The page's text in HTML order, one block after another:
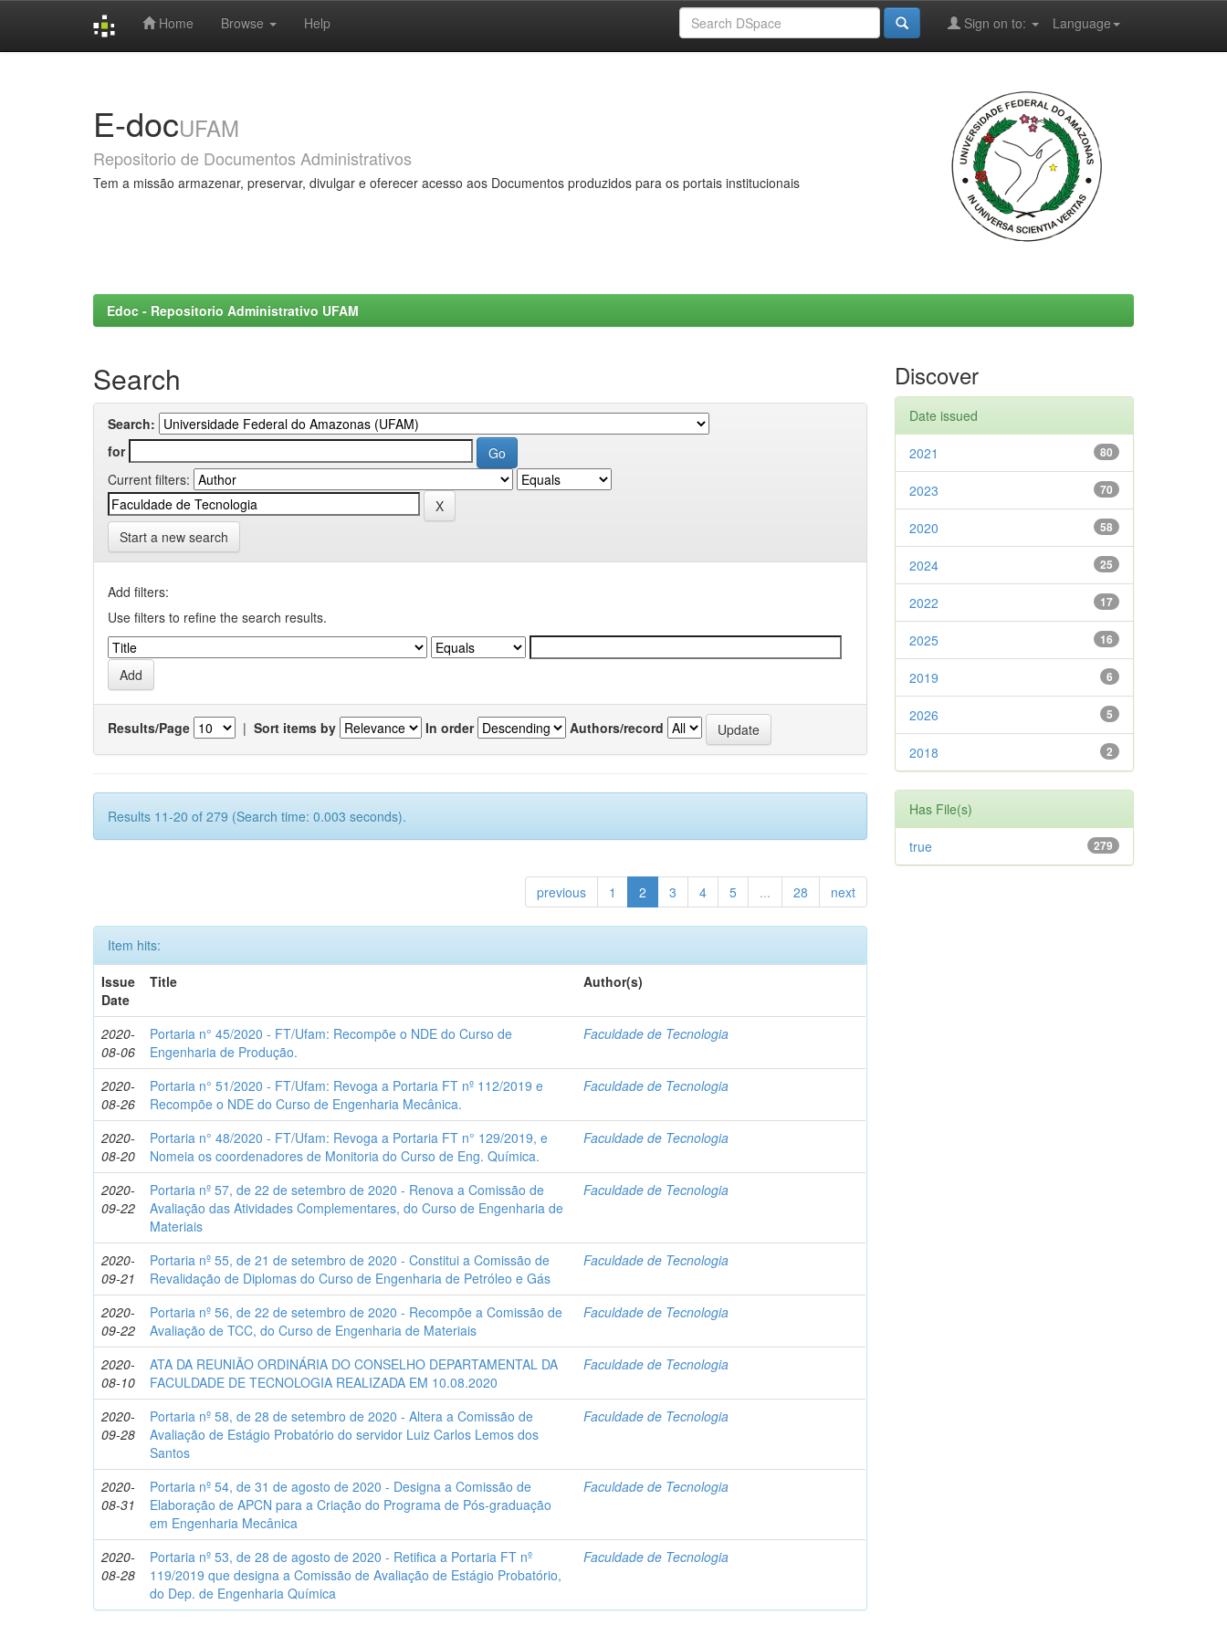
Home Browse Help Language
Sign on to:
E-docUFAM
Repositorio de Documentos Administrativos
Tem a missão armazenar, preservar, divulgar e oferecer acesso aos Documentos produzidos para os portais institucionais
Edoc - Repositorio Administrativo UFAM
Search
Search:
for
Current filters:
Start a new search
Add filters:
Use filters to refine the search results.
Results/Page | Sort items by In order Authors/record
Results 11-20 of 279 (Search time: 0.003 seconds).
previous 1 2 3 4 5 ... 28 next
Item hits:
Issue
Date
Title Author(s)
2020-
08-06
Portaria n° 45/2020 - FT/Ufam: Recompõe o NDE do Curso de
Engenharia de Produção.
Faculdade de Tecnologia
2020-
08-26
Portaria n° 51/2020 - FT/Ufam: Revoga a Portaria FT nº 112/2019 e
Recompõe o NDE do Curso de Engenharia Mecânica.
Faculdade de Tecnologia
2020-
08-20
Portaria n° 48/2020 - FT/Ufam: Revoga a Portaria FT n° 129/2019, e
Nomeia os coordenadores de Monitoria do Curso de Eng. Química.
Faculdade de Tecnologia
2020-
09-22
Portaria nº 57, de 22 de setembro de 2020 - Renova a Comissão de
Avaliação das Atividades Complementares, do Curso de Engenharia de
Materiais
Faculdade de Tecnologia
2020-
09-21
Portaria nº 55, de 21 de setembro de 2020 - Constitui a Comissão de
Revalidação de Diplomas do Curso de Engenharia de Petróleo e Gás
Faculdade de Tecnologia
2020-
09-22
Portaria nº 56, de 22 de setembro de 2020 - Recompõe a Comissão de
Avaliação de TCC, do Curso de Engenharia de Materiais
Faculdade de Tecnologia
2020-
08-10
ATA DA REUNIÃO ORDINÁRIA DO CONSELHO DEPARTAMENTAL DA
FACULDADE DE TECNOLOGIA REALIZADA EM 10.08.2020
Faculdade de Tecnologia
2020-
09-28
Portaria nº 58, de 28 de setembro de 2020 - Altera a Comissão de
Avaliação de Estágio Probatório do servidor Luiz Carlos Lemos dos
Santos
Faculdade de Tecnologia
2020-
08-31
Portaria nº 54, de 31 de agosto de 2020 - Designa a Comissão de
Elaboração de APCN para a Criação do Programa de Pós-graduação
em Engenharia Mecânica
Faculdade de Tecnologia
2020-
08-28
Portaria nº 53, de 28 de agosto de 2020 - Retifica a Portaria FT nº
119/2019 que designa a Comissão de Avaliação de Estágio Probatório,
do Dep. de Engenharia Química
Faculdade de Tecnologia
Discover
Date issued
80
2021
70
2023
58
2020
25
2024
17
2022
16
2025
6
2019
5
2026
2
2018
Has File(s)
279
true